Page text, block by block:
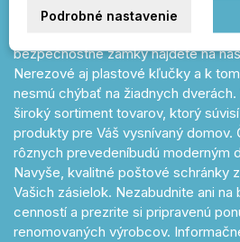
Široký sortiment kľučiek pre každé
bezpečnostné zámky nájdete na
Nerezové aj plastové kľučky a k
nesmú chýbať na žiadnych
široký sortiment tovarov, ktorý
produkty pre Váš vysnívaný domov.
rôznych prevedeníbudú moderným
Navyše, kvalitné poštové schránky
Vašich zásielok. Nezabudnite ani
cenností a prezrite si pripravenú
renomovaných výrobcov.
Podrobné nastavenie